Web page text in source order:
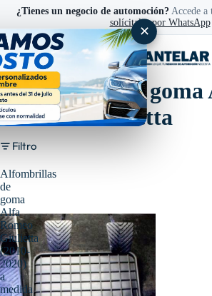
¿Tienes un negocio de automoción?Accede a
solícitalas por WhatsApp
✕
Alfombras de goma
Romeo Giulietta
Filtro
Alfombrillas
de
goma
Alfa
Romeo
Giulietta
(2010-
2020)
a
medida